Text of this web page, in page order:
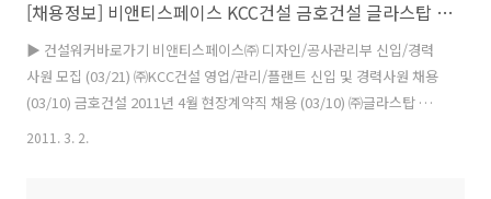
[채용정보] 비앤티스페이스 KCC건설 금호건설 글라스탑 케이디건설 GS건설
▶ 건설워커바로가기 비앤티스페이스㈜ 디자인/공사관리부 신입/경력
사원 모집 (03/21) ㈜KCC건설 영업/관리/플랜트 신입 및 경력사원 채용
(03/10) 금호건설 2011년 4월 현장계약직 채용 (03/10) ㈜글라스탑 유
리공사 공무 및 공사관리 (05/27) 케이디건설㈜ 자금/회계/인사총무 경
2011. 3. 2.